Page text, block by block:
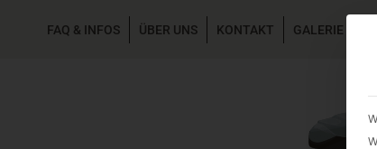
FAQ & INFOS ÜBER UNS KONTAKT GALERIE